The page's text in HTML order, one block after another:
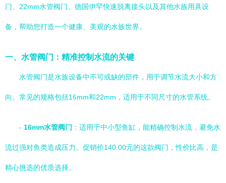
门、22mm水管阀门、德国伊罕快速脱离接头以及其他水族用具设
备，帮助您打造一个健康、美观的水族世界。
一、水管阀门：精准控制水流的关键
水管阀门是水族设备中不可或缺的部件，用于调节水流大小和方
向。常见的规格包括16mm和22mm，适用于不同尺寸的水管系统。
- 16mm水管阀门 ：适用于中小型鱼缸，能精确控制水流，避免水
流过强对鱼类造成压力。促销价140.00元的这款阀门，性价比高，是
精心挑选的优质选择。